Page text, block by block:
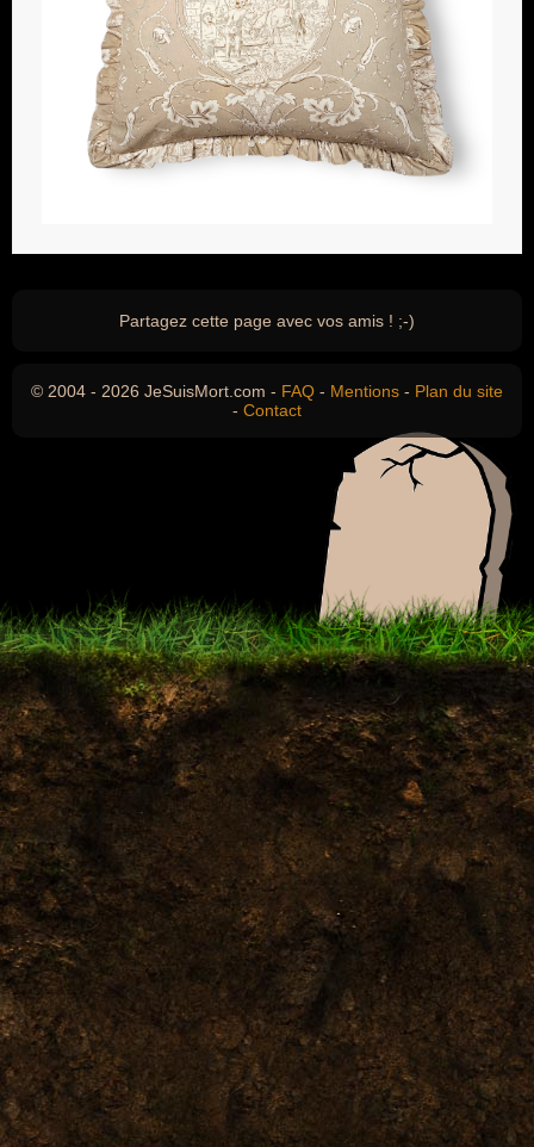
Partagez cette page avec vos amis ! ;-)
© 2004 - 2026 JeSuisMort.com - FAQ - Mentions - Plan du site
- Contact